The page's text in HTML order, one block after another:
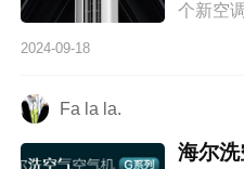
个新空
柜机
2024-09-18
Fa la la.
海尔